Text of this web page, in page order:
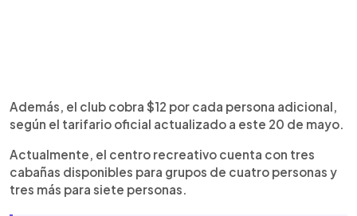
Además, el club cobra $12 por cada persona adicional,
según el tarifario oficial actualizado a este 20 de mayo.
Actualmente, el centro recreativo cuenta con tres
cabañas disponibles para grupos de cuatro personas y
tres más para siete personas.